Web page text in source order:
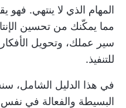
المهام الذي لا ينتهي. فهو
مما يمكّنك من تحسين
سير عملك، وتحويل
للتنفيذ.
البسيطة والفعالة في